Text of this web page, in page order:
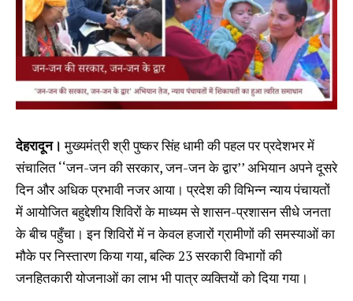
देहरादून। मुख्यमंत्री श्री पुष्कर सिंह धामी की पहल पर प्रदेशभर में
संचालित ‘‘जन-जन की सरकार, जन-जन के द्वार’’ अभियान अपने दूसरे
दिन और अधिक प्रभावी नजर आया। प्रदेश की विभिन्न न्याय पंचायतों
में आयोजित बहुद्देशीय शिविरों के माध्यम से शासन-प्रशासन सीधे जनता
के बीच पहुँचा। इन शिविरों में न केवल हजारों ग्रामीणों की समस्याओं का
मौके पर निस्तारण किया गया, बल्कि 23 सरकारी विभागों की
जनहितकारी योजनाओं का लाभ भी पात्र व्यक्तियों को दिया गया।